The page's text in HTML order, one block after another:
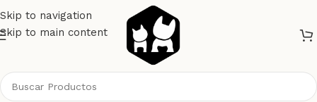
Skip to navigation
Skip to main content